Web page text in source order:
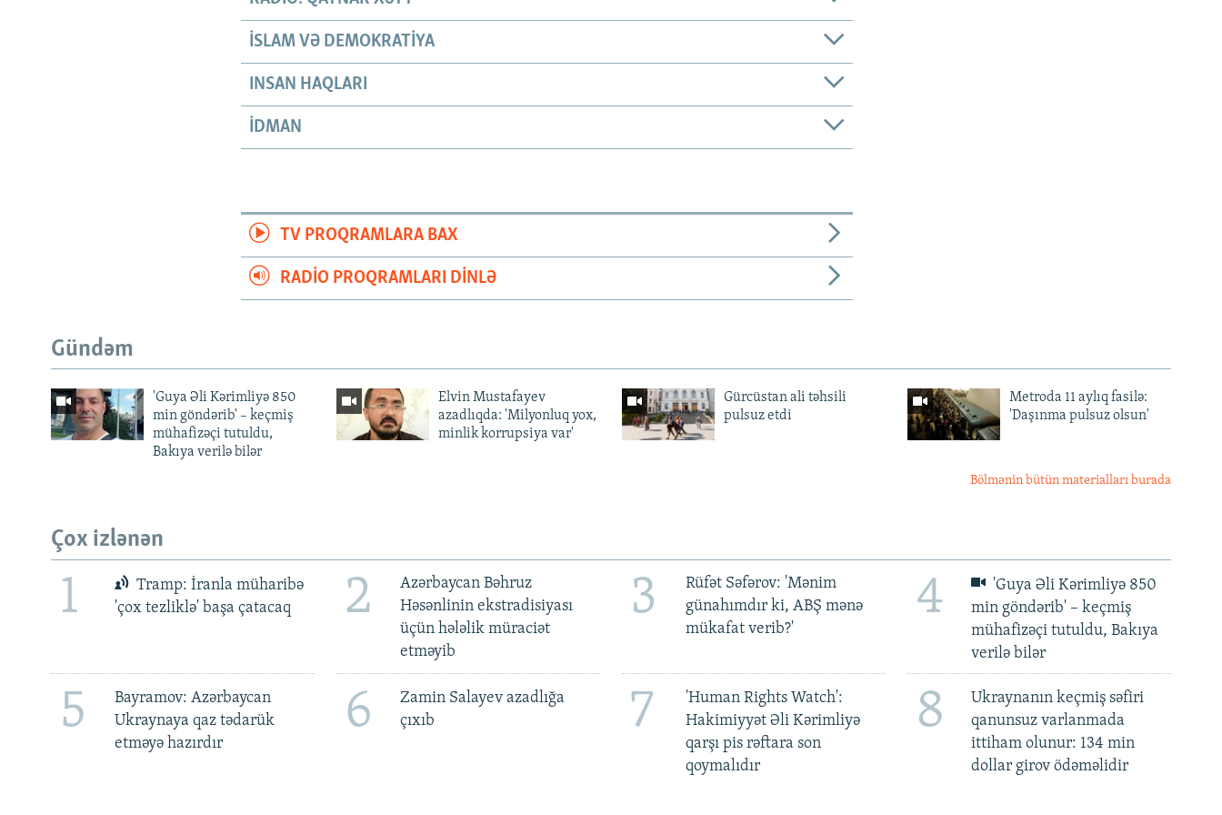
İSLAM VƏ DEMOKRATIYA
INSAN HAQLARI
İDMAN
TV PROQRAMLARA BAX
RADIO PROQRAMLARI DINLƏ
Gündəm
'Guya Əli Kərimliyə 850
min göndərib' – keçmiş
mühafizəçi tutuldu,
Bakıya verilə bilər
Elvin Mustafayev
azadlıqda: 'Milyonluq yox,
minlik korrupsiya var'
Gürcüstan ali təhsili
pulsuz etdi
Metroda 11 aylıq fasilə:
'Daşınma pulsuz olsun'
Bölmənin bütün materialları burada
Çox izlənən
1
Tramp: İranla müharibə
'çox tezliklə' başa çatacaq
2
Azərbaycan Bəhruz
Həsənlinin ekstradisiyası
üçün hələlik müraciət
etməyib
3
Rüfət Səfərov: 'Mənim
günahımdır ki, ABŞ mənə
mükafat verib?'
4
'Guya Əli Kərimliyə 850
min göndərib' – keçmiş
mühafizəçi tutuldu, Bakıya
verilə bilər
5
Bayramov: Azərbaycan
Ukraynaya qaz tədarük
etməyə hazırdır
6
Zamin Salayev azadlığa
çıxıb
7
'Human Rights Watch':
Hakimiyyət Əli Kərimliyə
qarşı pis rəftara son
qoymalıdır
8
Ukraynanın keçmiş səfiri
qanunsuz varlanmada
ittiham olunur: 134 min
dollar girov ödəməlidir